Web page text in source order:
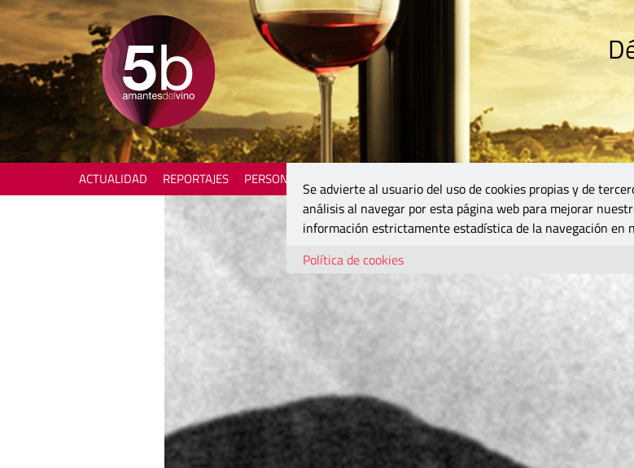
ACTUALIDAD REPORTAJES PERSONAJES
Se advierte al usuario del uso de cookies propias y de
análisis al navegar por esta página web para mejorar
información estrictamente estadística de la navegación en
Política de cookies